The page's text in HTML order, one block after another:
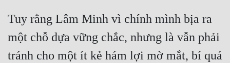
Tuy rằng Lâm Minh vì chính mình bịa ra
một chỗ dựa vững chắc, nhưng là vẫn phải
tránh cho một ít kẻ hám lợi mờ mắt, bí quá